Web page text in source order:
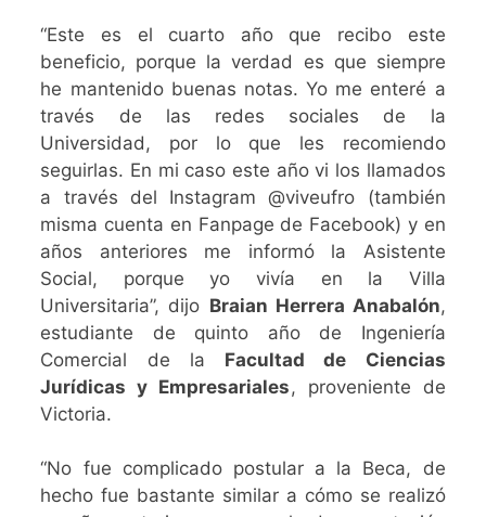
“Este es el cuarto año que recibo este
beneficio, porque la verdad es que siempre
he mantenido buenas notas. Yo me enteré a
través de las redes sociales de la
Universidad, por lo que les recomiendo
seguirlas. En mi caso este año vi los llamados
a través del Instagram @viveufro (también
misma cuenta en Fanpage de Facebook) y en
años anteriores me informó la Asistente
Social, porque yo vivía en la Villa
Universitaria”, dijo Braian Herrera Anabalón,
estudiante de quinto año de Ingeniería
Comercial de la Facultad de Ciencias
Jurídicas y Empresariales , proveniente de
Victoria.
“No fue complicado postular a la Beca, de
hecho fue bastante similar a cómo se realizó